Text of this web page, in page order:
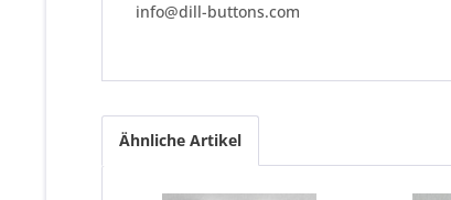
info@dill-buttons.com
Ähnliche Artikel